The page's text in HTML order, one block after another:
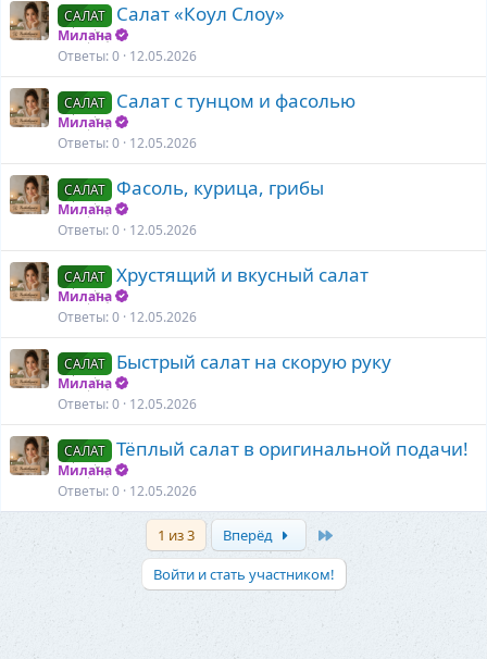
САЛАТ Салат «Коул Слоу»
Милана
Ответы 0 12.05.2026
САЛАТ Салат с тунцом и фасолью
Милана
Ответы 0 12.05.2026
САЛАТ Фасоль, курица, грибы
Милана
Ответы 0 12.05.2026
САЛАТ Хрустящий и вкусный салат
Милана
Ответы 0 12.05.2026
САЛАТ Быстрый салат на скорую руку
Милана
Ответы 0 12.05.2026
САЛАТ Тёплый салат в оригинальной подачи!
Милана
Ответы 0 12.05.2026
1 из 3 Вперёд
Войти и стать участником!